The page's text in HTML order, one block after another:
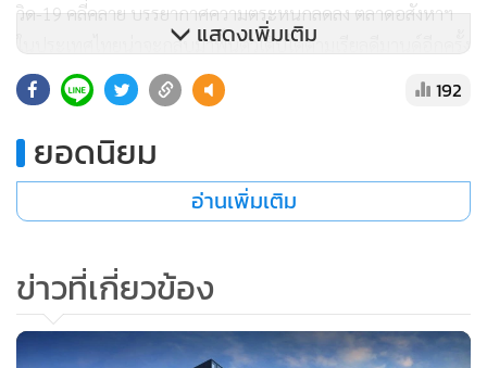
วิด-19 คลี่คลาย บรรยากาศความตระหนกลดลง ตลาดอสังหาฯ
ในประเทศไทยน่าจะกลับมาฟื้นตัวเติบโตตามเรียลดีมานด์อีกครั้ง
ผู้คนจะกลับมากล้าซื้อและจับจ่ายสินค้า และสำหรับตลาดชาว
ต่างชาติมองว่า อสังหาฯ ไทยยังมีความน่าลงทุนอยู่ เพราะเมื่อ
เทียบกับประเทศอื่นๆ แล้ว ยังมีราคาไม่แพงเหมาะสำหรับซื้อ
ลงทุนปล่อยเช่าหรือเป็นบ้านหลังที่ 2 อีกด้วย
แสดงเพิ่มเติม
192
ยอดนิยม
อ่านเพิ่มเติม
ข่าวที่เกี่ยวข้อง